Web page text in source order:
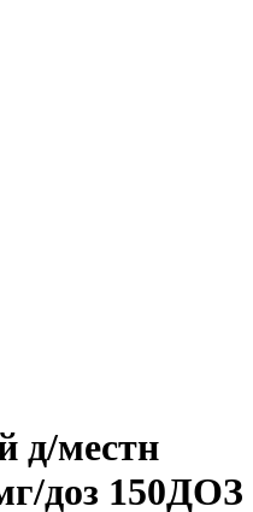
д/местн
доз 150ДОЗ